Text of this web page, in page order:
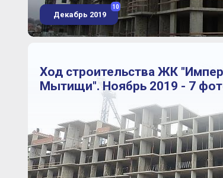
Декабрь 2019
10
Ход строительства ЖК
Мытищи". Ноябрь 2019 - 7